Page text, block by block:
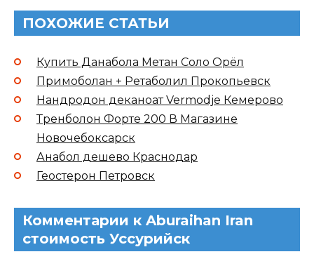
ПОХОЖИЕ СТАТЬИ
Купить Данабола Метан Соло Орёл
Примоболан + Ретаболил Прокопьевск
Нандродон деканоат Vermodje Кемерово
Тренболон Форте 200 В Магазине
Новочебоксарск
Анабол дешево Краснодар
Геостерон Петровск
Комментарии к Aburaihan Iran
стоимость Уссурийск